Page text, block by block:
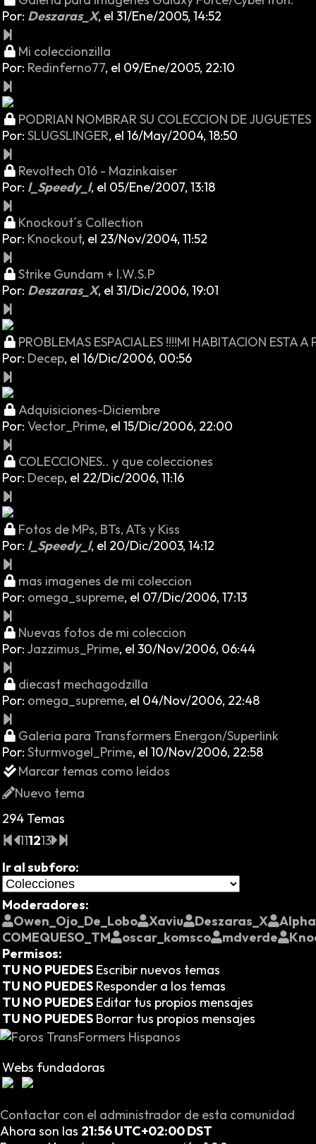
Por: Deszaras_X, el 31/Ene/2005, 14:52
Mi coleccionzilla
Por: Redinferno77, el 09/Ene/2005, 22:10
PODRIAN NOMBRAR SU COLECCION DE JUGUETES
Por: SLUGSLINGER, el 16/May/2004, 18:50
Revoltech 016 - Mazinkaiser
Por: l_Speedy_l, el 05/Ene/2007, 13:18
Knockout´s Collection
Por: Knockout, el 23/Nov/2004, 11:52
Strike Gundam + I.W.S.P
Por: Deszaras_X, el 31/Dic/2006, 19:01
PROBLEMAS ESPACIALES !!!!MI HABITACION ESTA A
Por: Decep, el 16/Dic/2006, 00:56
Adquisiciones-Diciembre
Por: Vector_Prime, el 15/Dic/2006, 22:00
COLECCIONES.. y que colecciones
Por: Decep, el 22/Dic/2006, 11:16
Fotos de MPs, BTs, ATs y Kiss
Por: l_Speedy_l, el 20/Dic/2003, 14:12
mas imagenes de mi coleccion
Por: omega_supreme, el 07/Dic/2006, 17:13
Nuevas fotos de mi coleccion
Por: Jazzimus_Prime, el 30/Nov/2006, 06:44
diecast mechagodzilla
Por: omega_supreme, el 04/Nov/2006, 22:48
Galeria para Transformers Energon/Superlink
Por: Sturmvogel_Prime, el 10/Nov/2006, 22:58
Marcar temas como leídos
Nuevo tema
294 Temas
111213
Ir al subforo:
Moderadores:
Owen_Ojo_De_Lobo
Xaviu Deszaras_X
COMEQUESO_TM
oscar_komsco mdverde
Permisos:
TU NO PUEDES Escribir nuevos temas
TU NO PUEDES Responder a los temas
TU NO PUEDES Editar tus propios mensajes
TU NO PUEDES Borrar tus propios mensajes
Webs fundadoras
Contactar con el administrador de esta comunidad
Ahora son las 21:56 UTC+02:00 DST